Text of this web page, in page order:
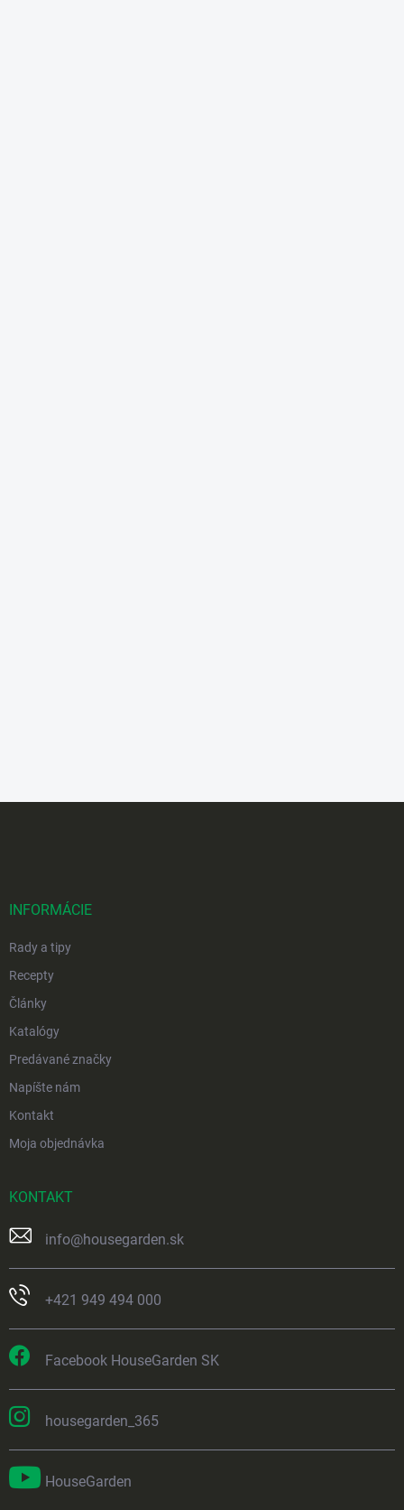
INFORMÁCIE
Rady a tipy
Recepty
Články
Katalógy
Predávané značky
Napíšte nám
Kontakt
Moja objednávka
KONTAKT
info@housegarden.sk
+421 949 494 000
Facebook HouseGarden SK
housegarden_365
HouseGarden